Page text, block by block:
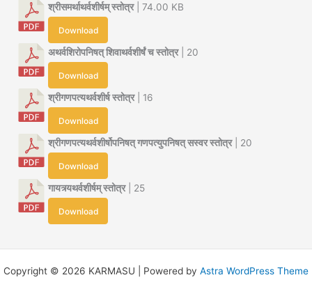
श्रीसमर्थाथर्वशीर्षम् स्तोत्र| 74.00 KB
Download
अथर्वशिरोपनिषत् शिवाथर्वशीर्षं च स्तोत्र| 20
Download
श्रीगणपत्यथर्वशीर्ष स्तोत्र| 16
Download
श्रीगणपत्यथर्वशीर्षोपनिषत् गणपत्युपनिषत् सस्वर स्तोत्र| 20
Download
गायत्र्यथर्वशीर्षम् स्तोत्र| 25
Download
Copyright © 2026 KARMASU | Powered by Astra WordPress Theme